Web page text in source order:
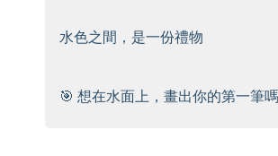
水色之間，是一份禮物
🎯 想在水面上，畫出你的第一筆